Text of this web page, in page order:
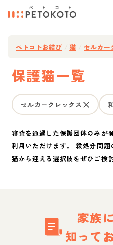
ペトコトお結び 猫 セルカー
保護猫一覧
セルカークレックス
審査を通過した保護団体のみが
利用いただけます。 殺処分問
猫から迎える選択肢をぜひご検
家族
知って